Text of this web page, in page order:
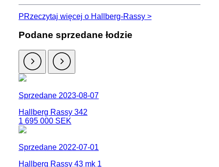
PRzeczytaj więcej o Hallberg-Rassy >
Podane sprzedane łodzie
Sprzedane 2023-08-07
Hallberg Rassy 342
1 695 000 SEK
Sprzedane 2022-07-01
Hallberg Rassy 43 mk 1